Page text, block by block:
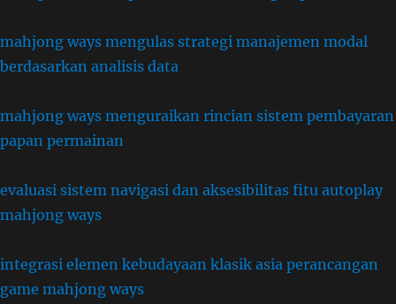
mahjong ways mengulas strategi manajemen modal
berdasarkan analisis data
mahjong ways menguraikan rincian sistem pembayaran
papan permainan
evaluasi sistem navigasi dan aksesibilitas fitu autoplay
mahjong ways
integrasi elemen kebudayaan klasik asia perancangan
game mahjong ways